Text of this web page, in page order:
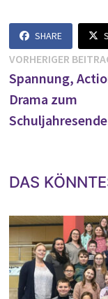
SHARE
VORHERIGER
Spannung,
Drama zum
DAS